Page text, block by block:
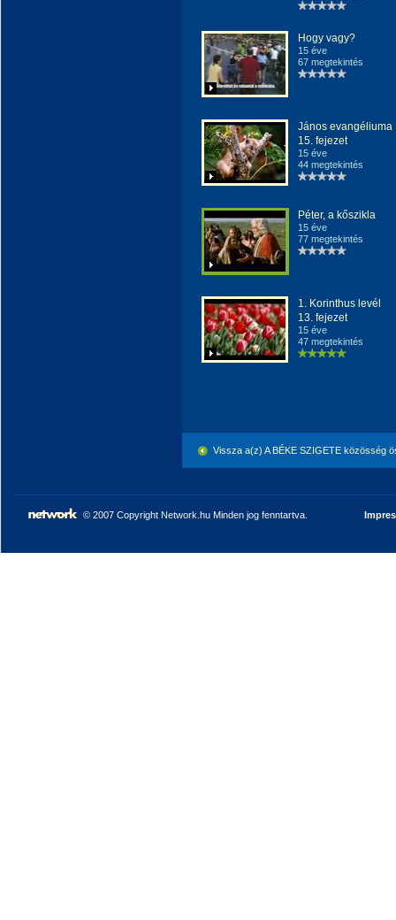
Hogy vagy?
15 éve
67 megtekintés
János evangéliuma
15. fejezet
15 éve
44 megtekintés
Péter, a kőszikla
15 éve
77 megtekintés
1. Korinthus levél
13. fejezet
15 éve
47 megtekintés
Vissza a(z) A BÉKE SZIGETE közösség
© 2007 Copyright Network.hu Minden jog fenntartva.